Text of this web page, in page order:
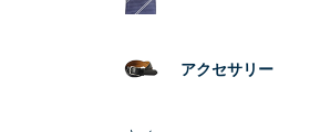
アクセサリー